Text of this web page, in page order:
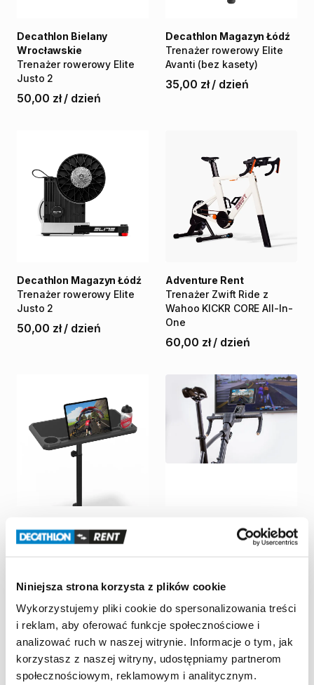
Niniejsza strona korzysta z plików cookie
Wykorzystujemy pliki cookie do spersonalizowania treści
i reklam, aby oferować funkcje społecznościowe i
analizować ruch w naszej witrynie. Informacje o tym, jak
korzystasz z naszej witryny, udostępniamy partnerom
społecznościowym, reklamowym i analitycznym.
Trenażer rowerowy Elite
Justo 2
Decathlon Bielany
Wrocławskie
50,00 zł / dzień
Trenażer rowerowy Elite
Avanti (bez kasety)
Decathlon Magazyn Łódź
35,00 zł / dzień
Trenażer rowerowy Elite
Justo 2
Decathlon Magazyn Łódź
50,00 zł / dzień
Trenażer Zwift Ride z
Wahoo KICKR CORE All-In-
One
Adventure Rent
60,00 zł / dzień
Biurko pod tablet i laptop
10,00 zł /dzień
trenażer BH